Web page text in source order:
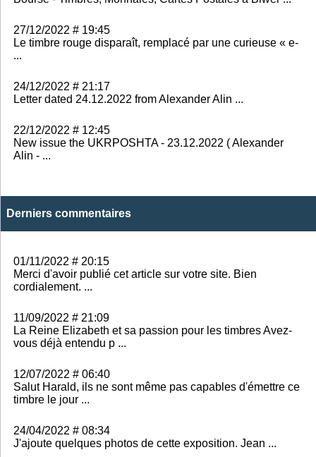
27/12/2022 # 19:45
Le timbre rouge disparaît, remplacé par une curieuse « e-
...
24/12/2022 # 21:17
Letter dated 24.12.2022 from Alexander Alin ...
22/12/2022 # 12:45
New issue the UKRPOSHTA - 23.12.2022 ( Alexander
Alin - ...
Derniers commentaires
01/11/2022 # 20:15
Merci d'avoir publié cet article sur votre site. Bien
cordialement. ...
11/09/2022 # 21:09
La Reine Elizabeth et sa passion pour les timbres Avez-
vous déjà entendu p ...
12/07/2022 # 06:40
Salut Harald, ils ne sont même pas capables d'émettre ce
timbre le jour ...
24/04/2022 # 08:34
J'ajoute quelques photos de cette exposition. Jean ...